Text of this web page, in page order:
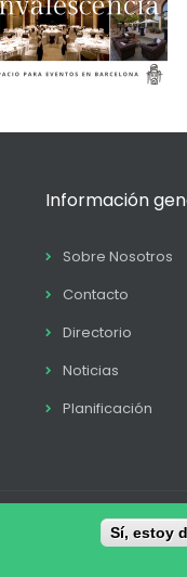
Información
Sobre Nosotros
Contacto
Directorio
Noticias
Planificación
Política de Cookies
Sí, estoy